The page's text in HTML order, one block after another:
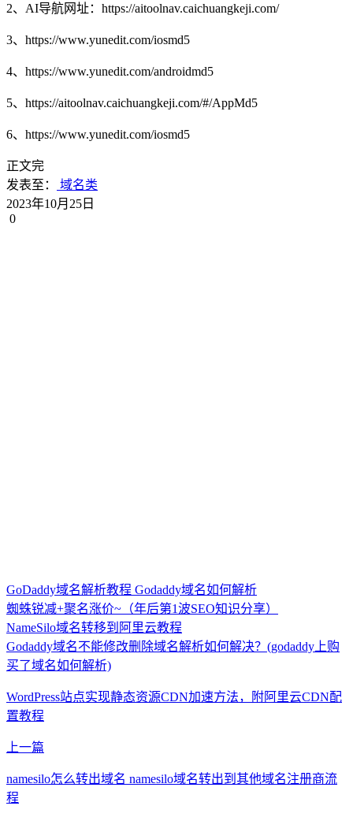
2、AI导航网址：https://aitoolnav.caichuangkeji.com/
3、https://www.yunedit.com/iosmd5
4、https://www.yunedit.com/androidmd5
5、https://aitoolnav.caichuangkeji.com/#/AppMd5
6、https://www.yunedit.com/iosmd5
正文完
发表至：
域名类
2023年10月25日
0
GoDaddy域名解析教程 Godaddy域名如何解析
蜘蛛锐减+聚名涨价~（年后第1波SEO知识分享）
NameSilo域名转移到阿里云教程
Godaddy域名不能修改删除域名解析如何解决？(godaddy上购
买了域名如何解析)
WordPress站点实现静态资源CDN加速方法，附阿里云CDN配
置教程
上一篇
namesilo怎么转出域名 namesilo域名转出到其他域名注册商流
程